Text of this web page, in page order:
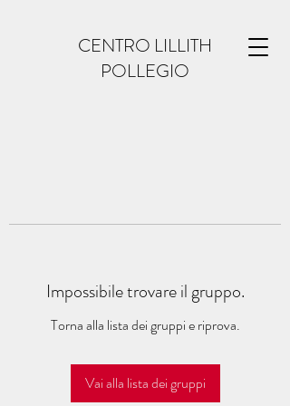
CENTRO LILLITH
POLLEGIO
Impossibile trovare il gruppo.
Torna alla lista dei gruppi e riprova.
Vai alla lista dei gruppi